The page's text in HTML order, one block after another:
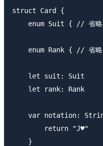
struct Card {
enum Suit { // 省
enum Rank { // 省
    let suit: Suit
    let rank: Rank
var notation:
        return "J♥"
    }